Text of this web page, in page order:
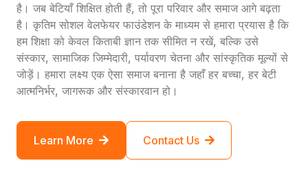
है। जब बेटियाँ शिक्षित होती हैं, तो पूरा परिवार और समाज आगे बढ़ता
है। कृतिम सोशल वेलफेयर फाउंडेशन के माध्यम से हमारा प्रयास है कि
हम शिक्षा को केवल किताबी ज्ञान तक सीमित न रखें, बल्कि उसे
संस्कार, सामाजिक जिम्मेदारी, पर्यावरण चेतना और सांस्कृतिक मूल्यों से
जोड़ें। हमारा लक्ष्य एक ऐसा समाज बनाना है जहाँ हर बच्चा, हर बेटी
आत्मनिर्भर, जागरूक और संस्कारवान हो।
Learn More Contact Us